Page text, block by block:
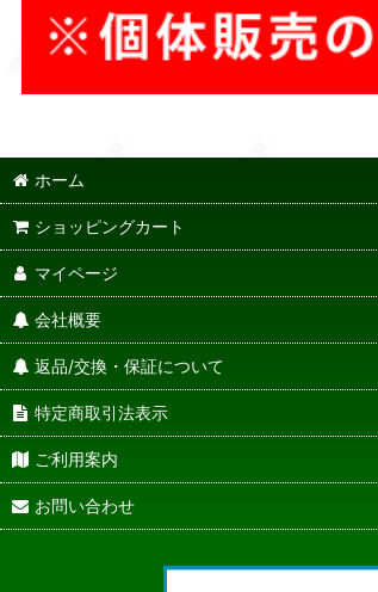
ホーム
ショッピングカート
マイページ
会社概要
返品/交換・保証について
特定商取引法表示
ご利用案内
お問い合わせ